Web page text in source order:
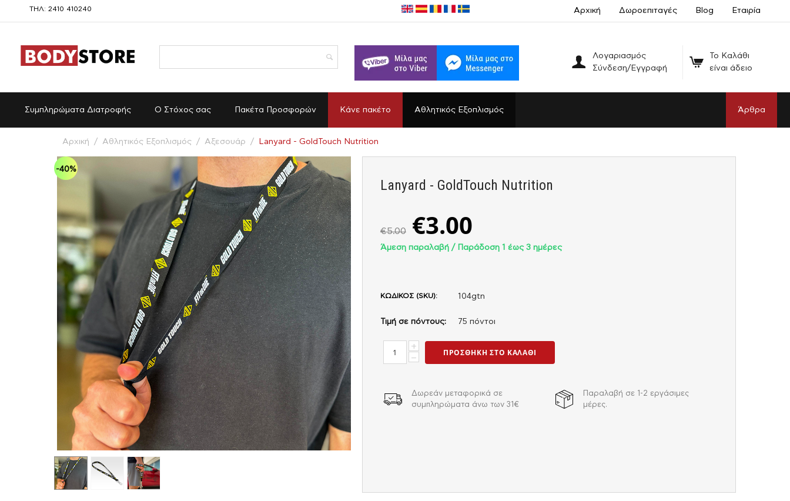
ΤΗΛ: 2410 410240 Αρχική Δωροεπιταγές Blog Εταιρία
Λογαριασμός
Σύνδεση/Εγγραφή
Το Καλάθι
είναι άδειο
Συμπληρώματα Διατροφής Ο Στόχος σας Πακέτα Προσφορών Κάνε πακέτο Αθλητικός Εξοπλισμός Άρθρα
Αρχική / Αθλητικός Εξοπλισμός / Αξεσουάρ / Lanyard - GoldTouch Nutrition
-40%
Lanyard - GoldTouch Nutrition
€5.00 €3.00
Άμεση παραλαβή / Παράδoση 1 έως 3 ημέρες
ΚΩΔΙΚΟΣ (SKU): 104gtn
Τιμή σε πόντους: 75 πόντοι
+
−
ΠΡΟΣΘΉΚΗ ΣΤΟ ΚΑΛΆΘΙ
Δωρεάν μεταφορικά σε
συμπληρώματα άνω των 31€
Παραλαβή σε 1-2 εργάσιμες
μέρες.